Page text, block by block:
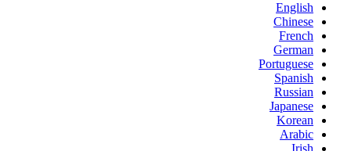
English
Chinese
French
German
Portuguese
Spanish
Russian
Japanese
Korean
Arabic